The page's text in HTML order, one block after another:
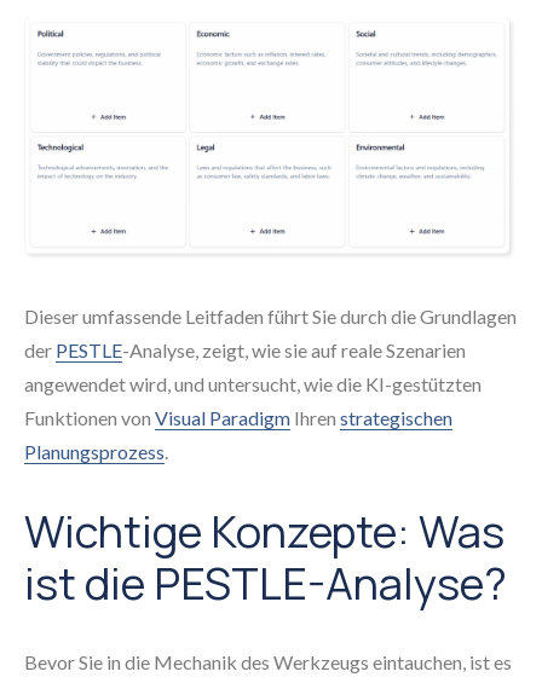
Dieser umfassende Leitfaden führt Sie durch die Grundlagen
der PESTLE-Analyse, zeigt, wie sie auf reale Szenarien
angewendet wird, und untersucht, wie die KI-gestützten
Funktionen von Visual Paradigm Ihren strategischen
Planungsprozess.
Wichtige Konzepte: Was
ist die PESTLE-Analyse?
Bevor Sie in die Mechanik des Werkzeugs eintauchen, ist es